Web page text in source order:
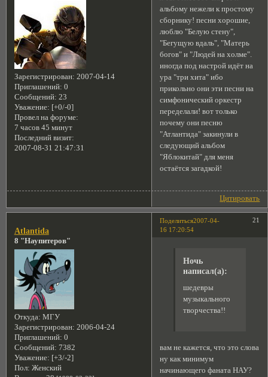
Зарегистрирован: 2007-04-14
Приглашений: 0
Сообщений: 23
Уважение: [+0/-0]
Провел на форуме:
7 часов 45 минут
Последний визит:
2007-08-31 21:47:31
альбому нежели к простому
сборнику! песни хорошие,
люблю "Белую стену",
"Бегущую вдаль", "Матерь
богов" и "Людей на холме".
иногда под настрой идёт на
ура "три хита" ибо
прикольно они эти песни на
симфонический оркестр
переделали! вот только
почему они песню
"Атлантида" закинули в
следующий альбом
"Яблокитай" для меня
остаётся загадкой!
Цитировать
Поделиться 21
2007-04-
16 17:20:54
Atlantida
8 "Наупитеров"
Откуда: МГУ
Зарегистрирован: 2006-04-24
Приглашений: 0
Сообщений: 7382
Уважение: [+3/-2]
Пол: Женский
Ночь
написал(а):
шедевры
музыкального
творчества!!
вам не кажется, что это слова
ну как минимум
начинающего фаната НАУ?